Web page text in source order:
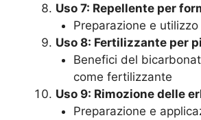
Uso 7: Repellente per
Preparazione e utilizzo
Uso 8: Fertilizzante per
Benefici del
come fertilizzante
Uso 9: Rimozione delle
Preparazione e